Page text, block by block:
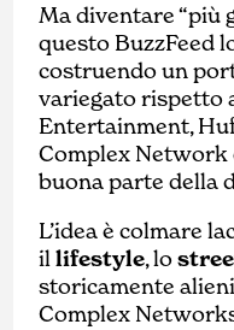
Ma diventare “più
questo BuzzFeed
costruendo un
variegato rispetto
Entertainment,
Complex Network
buona parte della
L’idea è colmare
illifestyle, lo
storicamente
Complex